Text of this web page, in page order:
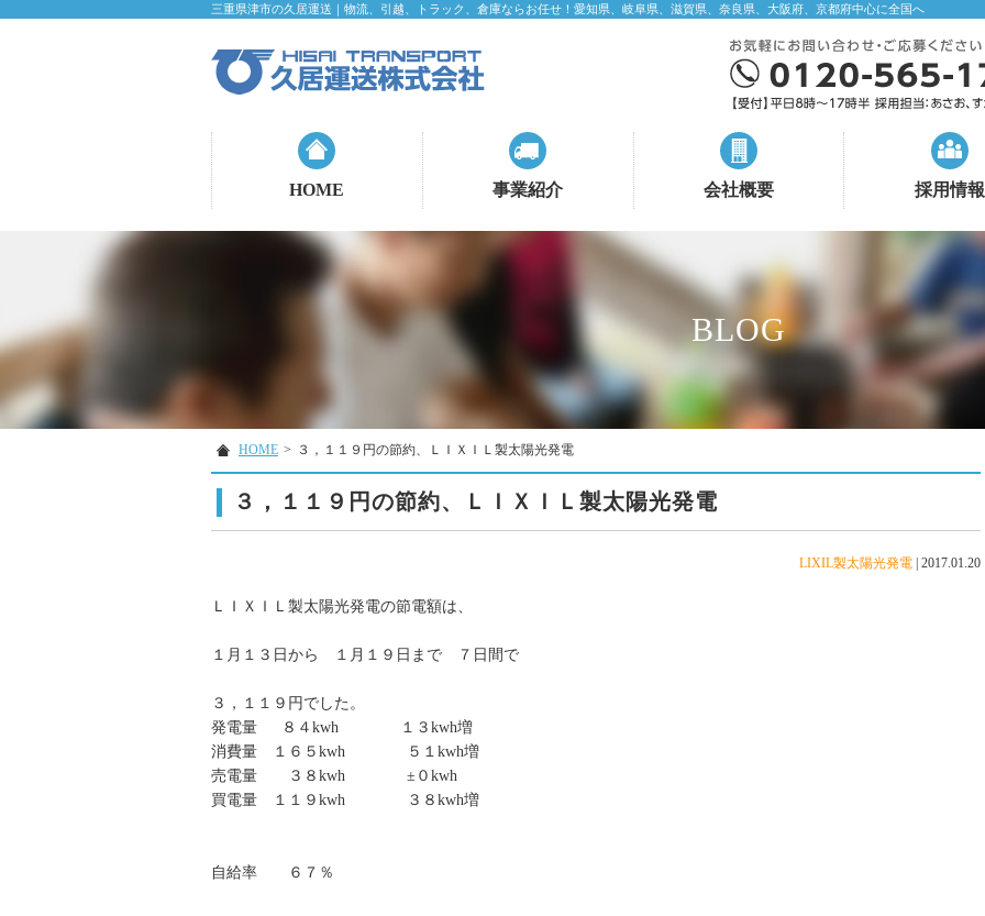
三重県津市の久居運送｜物流、引越、トラック、倉庫ならお任せ！愛知県、岐阜県、滋賀県、奈良県、大阪府、京都府中心に全国へ
HOME 事業紹介 会社概要 採用情報
BLOG
HOME > ３，１１９円の節約、ＬＩＸＩＬ製太陽光発電
３，１１９円の節約、ＬＩＸＩＬ製太陽光発電
LIXIL製太陽光発電 2017.01.20
ＬＩＸＩＬ製太陽光発電の節電額は、
１月１３日から １月１９日まで ７日間で
３，１１９円でした。
発電量 ８４kwh １３kwh増
消費量 １６５kwh ５１kwh増
売電量 ３８kwh ±０kwh
買電量 １１９kwh ３８kwh増
自給率 ６７％